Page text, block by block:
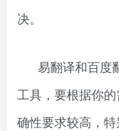
决。
易翻译和百度
工具，要根据你
确性要求较高，